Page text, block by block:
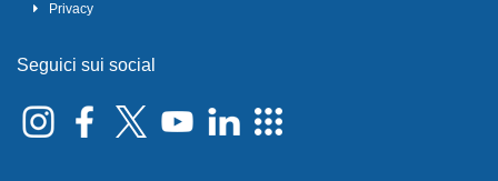
Privacy
Seguici sui social